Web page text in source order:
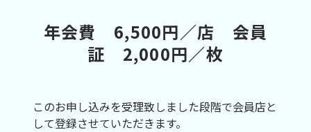
年会費 6,500円／店 会員
証 2,000円／枚
このお申し込みを受理致しました段階で会員店と
して登録させていただきます。